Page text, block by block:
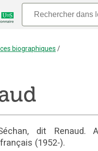
biographiques /
dit Renaud.
(1952-).